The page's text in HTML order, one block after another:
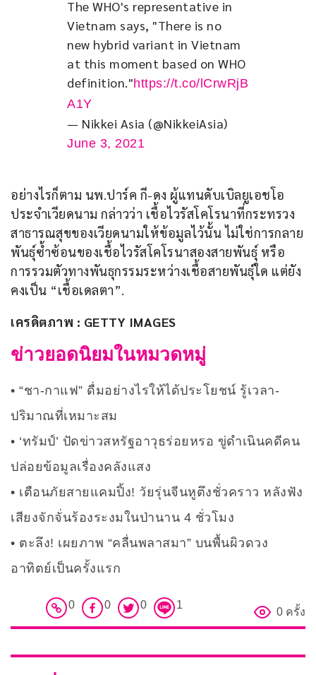
The WHO's representative in
Vietnam says, "There is no
new hybrid variant in Vietnam
at this moment based on WHO
definition."https://t.co/lCrwRjB
A1Y
— Nikkei Asia (@NikkeiAsia)
June 3, 2021
อย่างไรก็ตาม นพ.ปาร์ค กี-ดง ผู้แทนดับเบิลยูเอชโอ
ประจำเวียดนาม กล่าวว่า เชื้อไวรัสโคโรนาที่กระทรวง
สาธารณสุขของเวียดนามให้ข้อมูลไว้นั้น ไม่ใช่การกลาย
พันธุ์ซ้ำซ้อนของเชื้อไวรัสโคโรนาสองสายพันธุ์ หรือ
การรวมตัวทางพันธุกรรมระหว่างเชื้อสายพันธุ์ใด แต่ยัง
คงเป็น “เชื้อเดลตา”.
เครดิตภาพ : GETTY IMAGES
ข่าวยอดนิยมในหมวดหมู่
“ชา-กาแฟ” ดื่มอย่างไรให้ได้ประโยชน์ รู้เวลา-
ปริมาณที่เหมาะสม
‘ทรัมป์’ ปัดข่าวสหรัฐอาวุธร่อยหรอ ขู่ดำเนินคดีคน
ปล่อยข้อมูลเรื่องคลังแสง
เตือนภัยสายแคมปิ้ง! วัยรุ่นจีนหูตึงชั่วคราว หลังฟัง
เสียงจักจั่นร้องระงมในป่านาน 4 ชั่วโมง
ตะลึง! เผยภาพ “คลื่นพลาสมา” บนพื้นผิวดวง
อาทิตย์เป็นครั้งแรก
0 0 0 1
0 ครั้ง